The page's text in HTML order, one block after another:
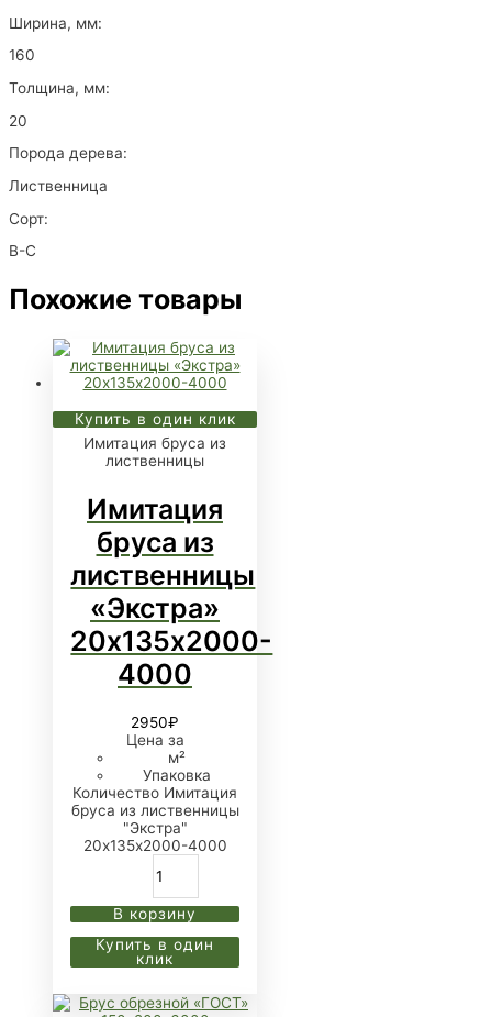
Пиломатериалы Щёлково
Ширина, мм:
160
Толщина, мм:
20
Порода дерева:
Лиственница
Сорт:
B-C
Похожие товары
Купить в один клик
Имитация бруса из
лиственницы
Имитация
бруса из
лиственницы
«Экстра»
20х135х2000-
4000
2950₽
Цена за
м²
Упаковка
Количество Имитация
бруса из лиственницы
"Экстра"
20х135х2000-4000
В корзину
Купить в один
клик